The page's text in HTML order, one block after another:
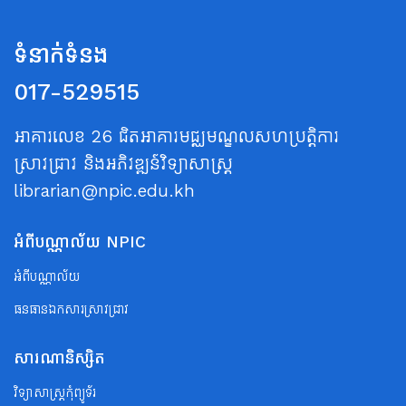
ទំនាក់ទំនង
017-529515
អាគារលេខ 26 ជិតអាគារមជ្ឈមណ្ឌលសហប្រត្តិការ
ស្រាវជ្រាវ និងអភិវឌ្ឍន៍វិទ្យាសាស្ត្រ
librarian@npic.edu.kh
អំពីបណ្ណាល័យ NPIC
អំពីបណ្ណាល័យ
ធនធានឯកសារស្រាវជ្រាវ
សារណានិស្សិត
វិទ្យាសាស្ត្រកុំព្យូទ័រ